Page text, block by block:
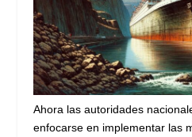
Ahora las autoridades
enfocarse en implementar las